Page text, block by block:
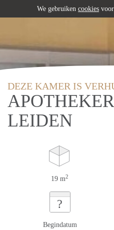
DEZE KAMER IS
LEIDEN
19 m2
?
Begindatum
We gebruiken cookies